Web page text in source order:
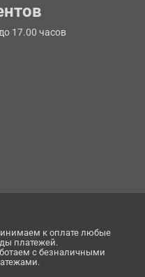
17.00 часов
к оплате любые
платежей.
с безналичными